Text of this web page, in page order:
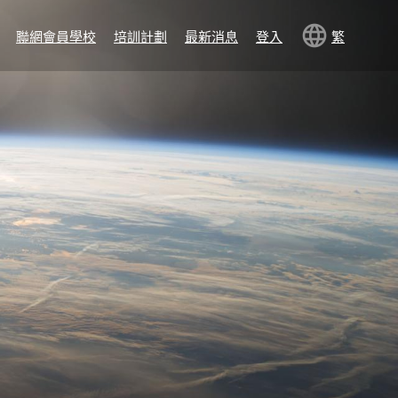
聯網會員學校 培訓計劃 最新消息 登入 繁